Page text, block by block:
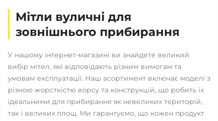
Мітли вуличні для
зовнішнього прибирання
У нашому інтернет-магазині ви знайдете великий
вибір мітел, які відповідають різним вимогам та
умовам експлуатації. Наш асортимент включає моделі з
різною жорсткістю ворсу та конструкцій, що робить їх
ідеальними для прибирання як невеликих територій,
так і великих площ. Ми гарантуємо, що кожен продукт